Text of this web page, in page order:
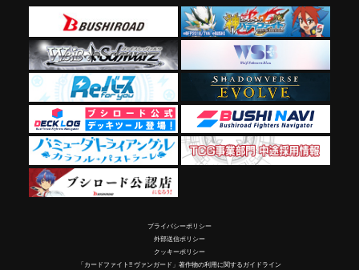
プライバシーポリシー
外部送信ポリシー
クッキーポリシー
「カードファイト!! ヴァンガード」著作物の利用に関するガイドライン